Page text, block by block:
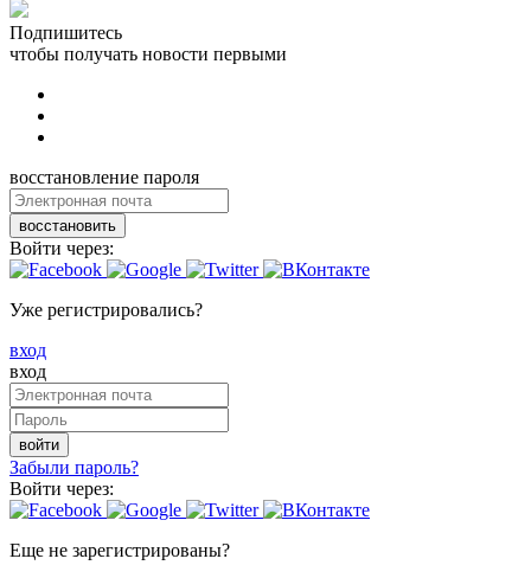
Подпишитесь
чтобы получать новости первыми
восстановление пароля
восстановить
Войти через:
Уже регистрировались?
вход
вход
войти
Забыли пароль?
Войти через:
Еще не зарегистрированы?